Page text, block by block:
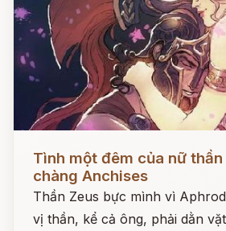
Tình một đêm của nữ
chàng Anchises
Thần Zeus bực mình vì
vị thần, kể cả ông, phải dằn